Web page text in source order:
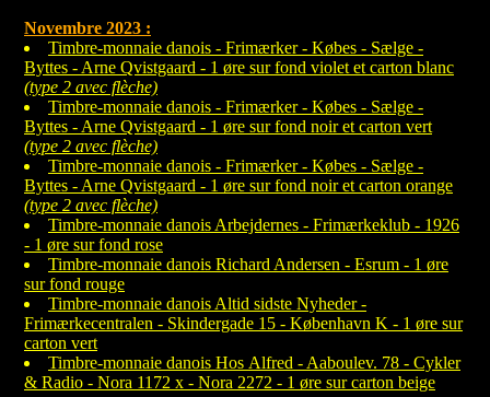
Novembre 2023 :
Timbre-monnaie danois - Frimærker - Købes - Sælge -
Byttes - Arne Qvistgaard - 1 øre sur fond violet et carton blanc
(type 2 avec flèche)
Timbre-monnaie danois - Frimærker - Købes - Sælge -
Byttes - Arne Qvistgaard - 1 øre sur fond noir et carton vert
(type 2 avec flèche)
Timbre-monnaie danois - Frimærker - Købes - Sælge -
Byttes - Arne Qvistgaard - 1 øre sur fond noir et carton orange
(type 2 avec flèche)
Timbre-monnaie danois Arbejdernes - Frimærkeklub - 1926
- 1 øre sur fond rose
Timbre-monnaie danois Richard Andersen - Esrum - 1 øre
sur fond rouge
Timbre-monnaie danois Altid sidste Nyheder -
Frimærkecentralen - Skindergade 15 - København K - 1 øre sur
carton vert
Timbre-monnaie danois Hos Alfred - Aaboulev. 78 - Cykler
& Radio - Nora 1172 x - Nora 2272 - 1 øre sur carton beige